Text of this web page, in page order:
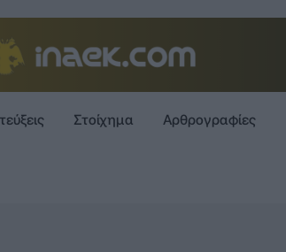
Στοίχημα Αρθρογραφίες